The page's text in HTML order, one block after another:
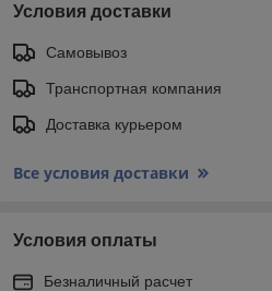
Условия доставки
Самовывоз
Транспортная компания
Доставка курьером
Все условия доставки
Условия оплаты
Безналичный расчет